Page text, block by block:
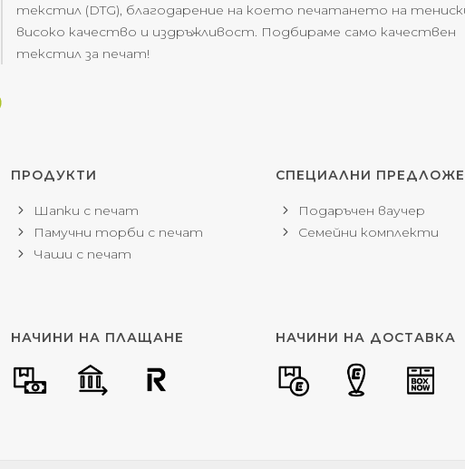
текстил (DTG), благодарение на което печатането на
високо качество и издръжливост. Подбираме само качествен
текстил за печат!
ПРОДУКТИ
Шапки с печат
Памучни торби с печат
Чаши с печат
СПЕЦИАЛНИ
Подаръчен ваучер
Семейни комплекти
НАЧИНИ НА ПЛАЩАНЕ НАЧИНИ НА ДОСТАВКА